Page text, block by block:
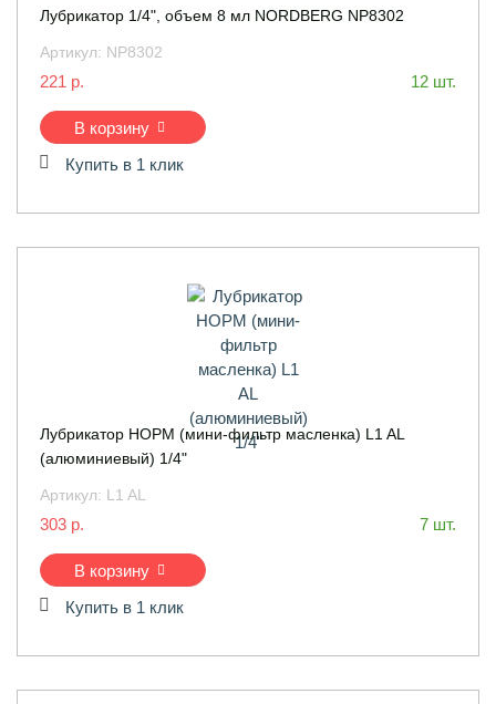
Лубрикатор 1/4", объем 8 мл NORDBERG NP8302
Артикул: NP8302
221 р. 12 шт.
В корзину
Купить в 1 клик
Лубрикатор НОРМ (мини-фильтр масленка) L1 AL
(алюминиевый) 1/4"
Артикул: L1 AL
303 р. 7 шт.
В корзину
Купить в 1 клик